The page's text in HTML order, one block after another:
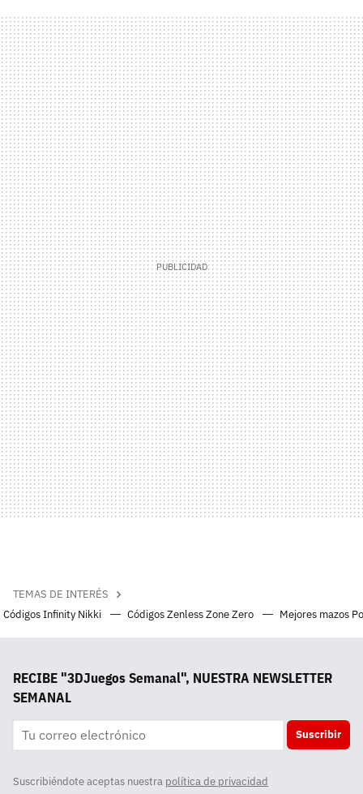
TEMAS DE INTERÉS
Códigos Infinity Nikki
Códigos Zenless Zone Zero Mejores mazos
RECIBE "3DJuegos Semanal", NUESTRA NEWSLETTER
SEMANAL
Suscribir
Suscribiéndote aceptas nuestra política de privacidad